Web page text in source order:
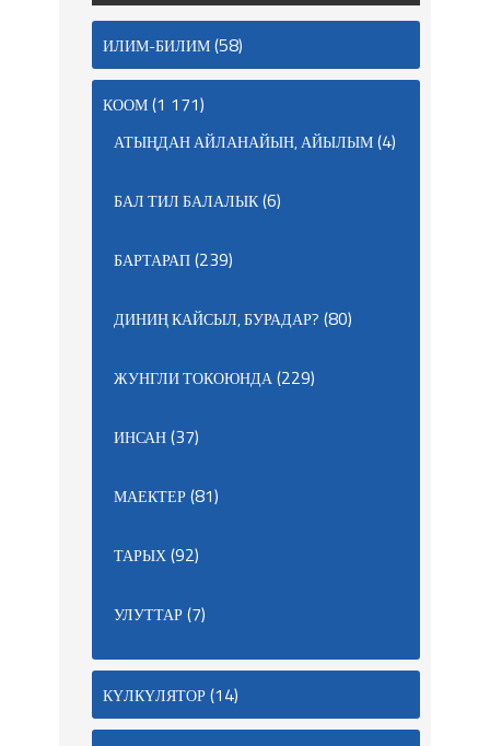
ИЛИМ-БИЛИМ(58)
КООМ(1 171)
АТЫҢДАН АЙЛАНАЙЫН, АЙЫЛЫМ(4)
БАЛ ТИЛ БАЛАЛЫК(6)
БАРТАРАП(239)
ДИНИҢ КАЙСЫЛ, БУРАДАР? (80)
ЖУНГЛИ ТОКОЮНДА(229)
ИНСАН(37)
МАЕКТЕР(81)
ТАРЫХ(92)
УЛУТТАР(7)
КҮЛКҮЛЯТОР(14)